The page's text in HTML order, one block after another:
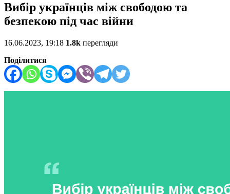
Вибір українців між свободою та
безпекою під час війни
16.06.2023, 19:18 1.8k перегляди
Поділитися